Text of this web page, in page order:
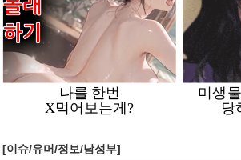
[이슈/유머/정보/남성부]